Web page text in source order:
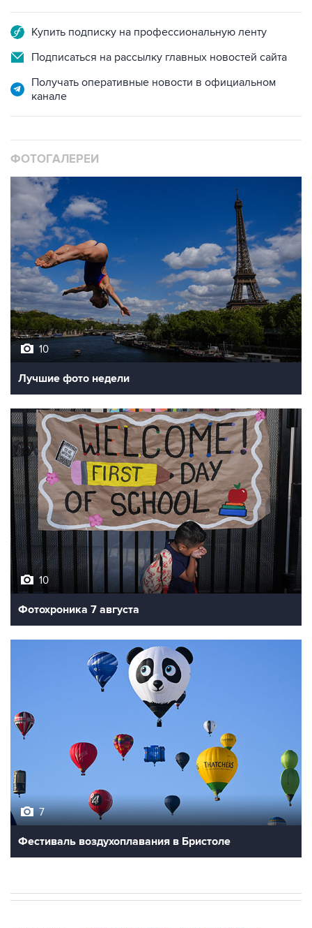
Купить подписку на профессиональную ленту
Подписаться на рассылку главных новостей сайта
Получать оперативные новости в официальном
канале
ФОТОГАЛЕРЕИ
10
Лучшие фото недели
10
Фотохроника 7 августа
7
Фестиваль воздухоплавания в Бристоле